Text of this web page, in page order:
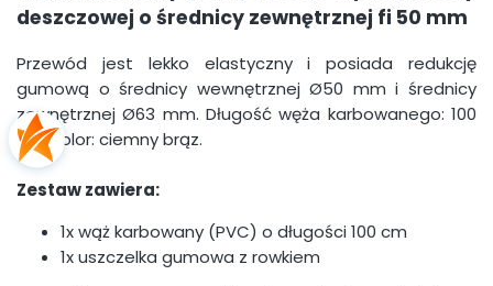
deszczowej o średnicy zewnętrznej fi 50 mm
Przewód jest lekko elastyczny i posiada redukcję
gumową o średnicy wewnętrznej Ø50 mm i średnicy
zewnętrznej Ø63 mm. Długość węża karbowanego: 100
cm. Kolor: ciemny brąz.
Zestaw zawiera:
1x wąż karbowany (PVC) o długości 100 cm
1x uszczelka gumowa z rowkiem